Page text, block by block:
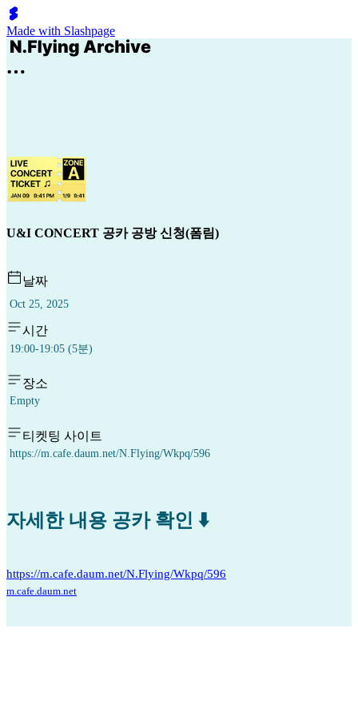
Made with Slashpage
U&I CONCERT 공카 공방 신청(폼림)
날짜
Oct 25, 2025
시간
19:00-19:05 (5분)
장소
Empty
티켓팅 사이트
https://m.cafe.daum.net/N.Flying/Wkpq/596
자세한 내용 공카 확인 ⬇️
https://m.cafe.daum.net/N.Flying/Wkpq/596
m.cafe.daum.net